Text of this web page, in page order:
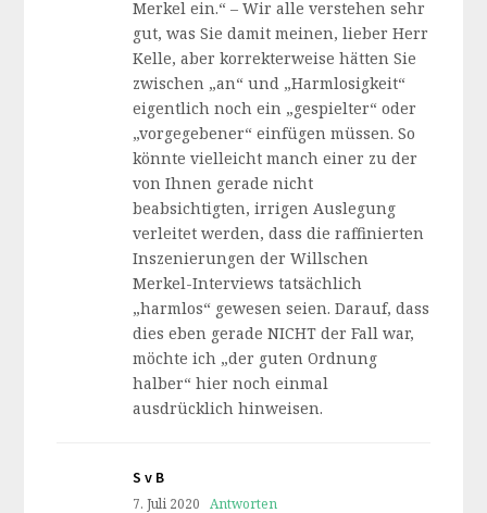
Merkel ein.“ – Wir alle verstehen sehr
gut, was Sie damit meinen, lieber Herr
Kelle, aber korrekterweise hätten Sie
zwischen „an“ und „Harmlosigkeit“
eigentlich noch ein „gespielter“ oder
„vorgegebener“ einfügen müssen. So
könnte vielleicht manch einer zu der
von Ihnen gerade nicht
beabsichtigten, irrigen Auslegung
verleitet werden, dass die raffinierten
Inszenierungen der Willschen
Merkel-Interviews tatsächlich
„harmlos“ gewesen seien. Darauf, dass
dies eben gerade NICHT der Fall war,
möchte ich „der guten Ordnung
halber“ hier noch einmal
ausdrücklich hinweisen.
S v B
7. Juli 2020 Antworten